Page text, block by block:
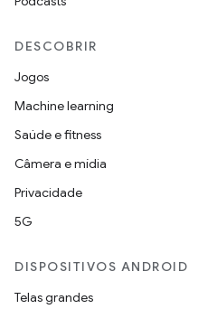
DESCOBRIR
Jogos
Machine learning
Saúde e fitness
Câmera e mídia
Privacidade
5G
DISPOSITIVOS ANDROID
Telas grandes